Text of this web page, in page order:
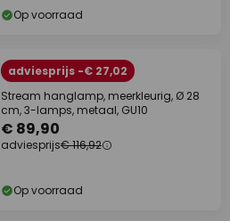
Op voorraad
adviesprijs -€ 27,02
Stream hanglamp, meerkleurig, Ø 28
cm, 3-lamps, metaal, GU10
€ 89,90
adviesprijs€ 116,92
Op voorraad